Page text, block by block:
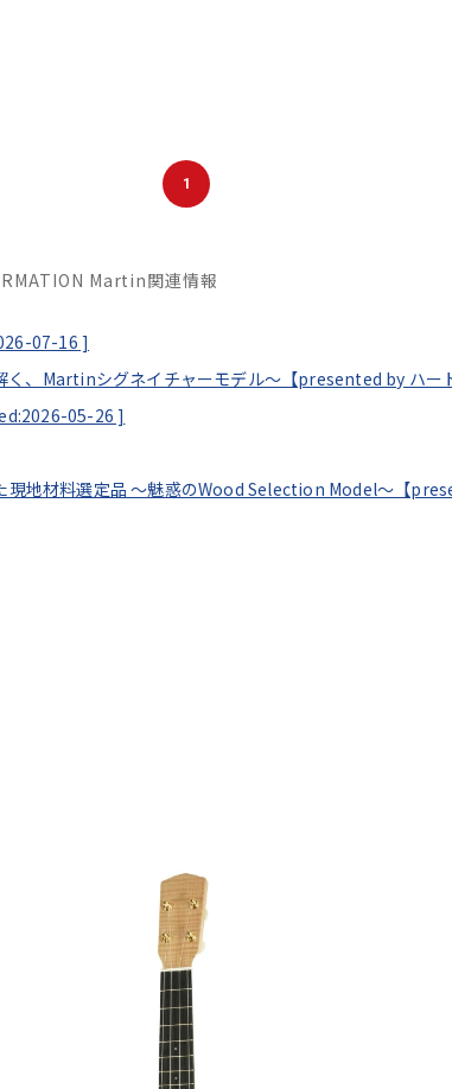
1
Martin関連情報
07-16 ]
、Martinシグネイチャーモデル～【presented by ハー
05-26 ]
地材料選定品 ～魅惑のWood Selection Model～【